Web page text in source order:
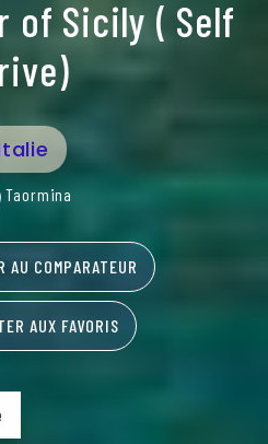
of Sicily ( Self
Taormina
AU COMPARATEUR
AUX FAVORIS